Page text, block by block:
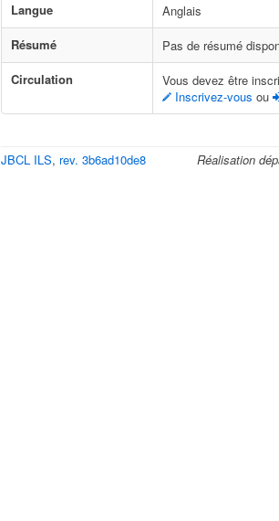
Langue
Anglais
Résumé
Pas de résumé
Circulation
Vous devez être
Inscrivez-vous ou
JBCL ILS, rev. 3b6ad10de8 Réalisation